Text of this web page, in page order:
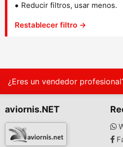
Reducir filtros, usar menos.
Restablecer filtro →
¿Eres un vendedor
aviornis.NET